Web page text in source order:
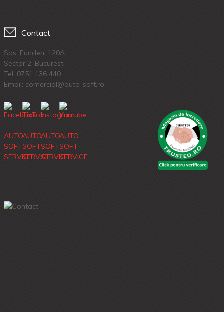
Contact
Sos. Fundeni 120A
Sector 2, Bucuresti
Tel: 0751 136 440
Email: comercial@auto-soft.ro